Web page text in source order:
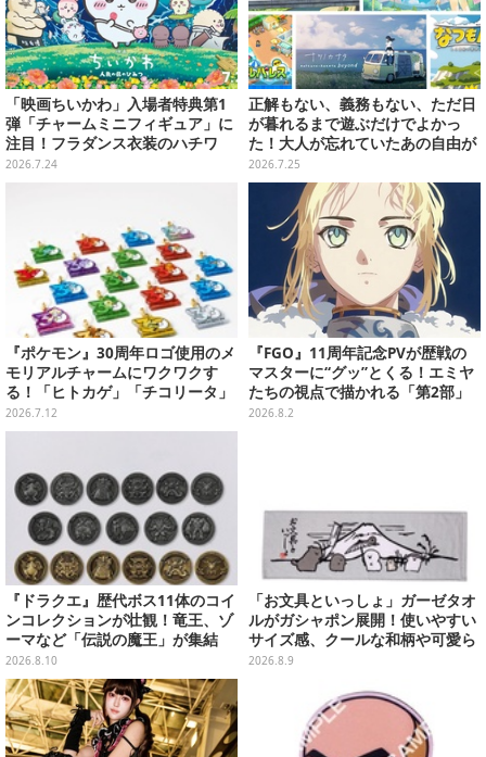
「映画ちいかわ」入場者特典第1
弾「チャームミニフィギュア」に
注目！フラダンス衣装のハチワ
レ、うさぎら全8種類
2026.7.24
正解もない、義務もない、ただ日
が暮れるまで遊ぶだけでよかっ
た！大人が忘れていたあの自由が
蘇るノスタルジー夏休みゲームお
すすめ5選【特集】
2026.7.25
『ポケモン』30周年ロゴ使用のメ
モリアルチャームにワクワクす
る！「ヒトカゲ」「チコリータ」
たち御三家や、幻のポケモンも揃
えた全20種
2026.7.12
『FGO』11周年記念PVが歴戦の
マスターに“グッ”とくる！エミヤ
たちの視点で描かれる「第2部」
の旅路
2026.8.2
『ドラクエ』歴代ボス11体のコイ
ンコレクションが壮観！竜王、ゾ
ーマなど「伝説の魔王」が集結
2026.8.10
「お文具といっしょ」ガーゼタオ
ルがガシャポン展開！使いやすい
サイズ感、クールな和柄や可愛ら
しいお寿司など全4種
2026.8.9